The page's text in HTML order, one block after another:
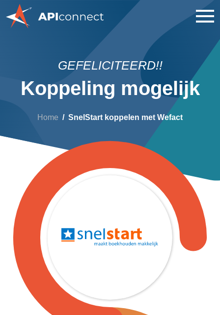
GEFELICITEERD!!
Koppeling mogelijk
Home SnelStart koppelen met Wefact